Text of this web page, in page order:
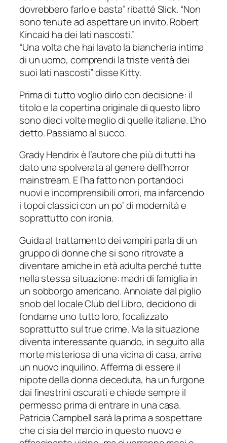
dovrebbero farlo e basta” ribatté Slick. “Non
sono tenute ad aspettare un invito. Robert
Kincaid ha dei lati nascosti.”
“Una volta che hai lavato la biancheria intima
di un uomo, comprendi la triste verità dei
suoi lati nascosti” disse Kitty.
Prima di tutto voglio dirlo con decisione: il
titolo e la copertina originale di questo libro
sono dieci volte meglio di quelle italiane. L’ho
detto. Passiamo al succo.
Grady Hendrix è l’autore che più di tutti ha
dato una spolverata al genere dell’horror
mainstream. E l’ha fatto non portandoci
nuovi e incomprensibili orrori, ma infarcendo
i topoi classici con un po’ di modernità e
soprattutto con ironia.
Guida al trattamento dei vampiri parla di un
gruppo di donne che si sono ritrovate a
diventare amiche in età adulta perché tutte
nella stessa situazione: madri di famiglia in
un sobborgo americano. Annoiate dal piglio
snob del locale Club del Libro, decidono di
fondarne uno tutto loro, focalizzato
soprattutto sul true crime. Ma la situazione
diventa interessante quando, in seguito alla
morte misteriosa di una vicina di casa, arriva
un nuovo inquilino. Afferma di essere il
nipote della donna deceduta, ha un furgone
dai finestrini oscurati e chiede sempre il
permesso prima di entrare in una casa.
Patricia Campbell sarà la prima a sospettare
che ci sia del marcio in questo nuovo e